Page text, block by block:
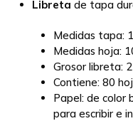
Libreta de tapa
Medidas tapa:
Medidas hoja:
Grosor libreta:
Contiene: 80
Papel: de color
para escribir e